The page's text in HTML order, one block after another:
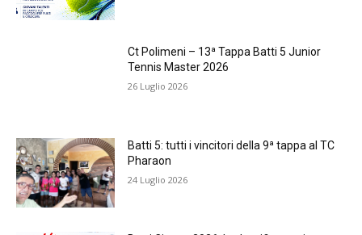
Ct Polimeni – 13ª Tappa Batti 5 Junior
Tennis Master 2026
26 Luglio 2026
Batti 5: tutti i vincitori della 9ª tappa al TC
Pharaon
24 Luglio 2026